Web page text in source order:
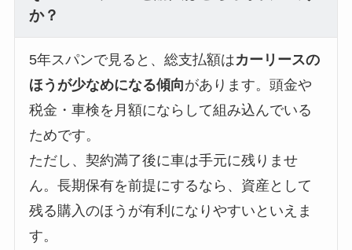
か？
5年スパンで見ると、総支払額はカーリースの
ほうが少なめになる傾向があります。頭金や
税金・車検を月額にならして組み込んでいる
ためです。
ただし、契約満了後に車は手元に残りませ
ん。長期保有を前提にするなら、資産として
残る購入のほうが有利になりやすいといえま
す。